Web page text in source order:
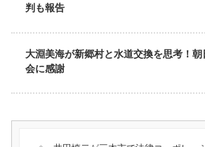
判も報告
大淵美海が新郷村と水道交換を思考！
会に感謝